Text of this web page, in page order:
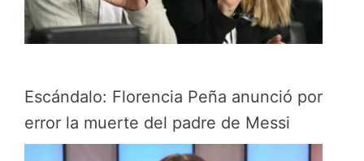
Escándalo: Florencia Peña anunció por
error la muerte del padre de Messi